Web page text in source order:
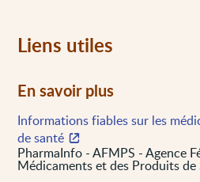
Liens utiles
En savoir plus
Informations fiables sur les
de santé
PharmaInfo - AFMPS - Agence
Médicaments et des Produits de